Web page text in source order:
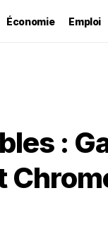
Économie Emploi
: